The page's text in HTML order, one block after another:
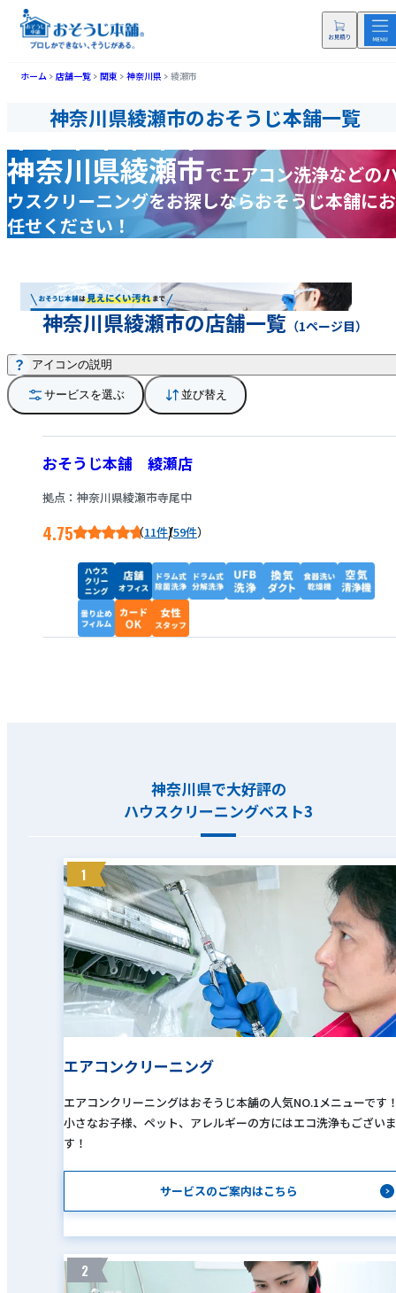
ホーム 店舗一覧 関東 神奈川県 綾瀬市
神奈川県綾瀬市のおそうじ本舗一覧
神奈川県綾瀬市でエアコン洗浄などの
ウスクリーニングをお探しならおそうじ本舗にお
任せください！
神奈川県綾瀬市の店舗一覧 （1ページ目）
サービスを選ぶ 並び替え
アイコンの説明
おそうじ本舗 綾瀬店
拠点：神奈川県綾瀬市寺尾中
4.75 11件/59件
神奈川県で大好評の
ハウスクリーニングベスト3
1
エアコンクリーニング
エアコンクリーニングはおそうじ本舗の人気NO.1メニューです
小さなお子様、ペット、アレルギーの方にはエコ洗浄もございま
す！
サービスのご案内はこちら
2